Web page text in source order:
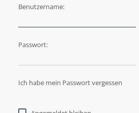
Benutzername:
Passwort:
Ich habe mein Passwort vergessen